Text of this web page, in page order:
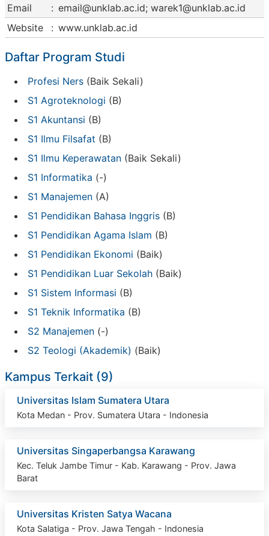
Email
: email@unklab.ac.id; warek1@unklab.ac.id
Website
: www.unklab.ac.id
Daftar Program Studi
Profesi Ners (Baik Sekali)
S1 Agroteknologi (B)
S1 Akuntansi (B)
S1 Ilmu Filsafat (B)
S1 Ilmu Keperawatan (Baik Sekali)
S1 Informatika (-)
S1 Manajemen (A)
S1 Pendidikan Bahasa Inggris (B)
S1 Pendidikan Agama Islam (B)
S1 Pendidikan Ekonomi (Baik)
S1 Pendidikan Luar Sekolah (Baik)
S1 Sistem Informasi (B)
S1 Teknik Informatika (B)
S2 Manajemen (-)
S2 Teologi (Akademik) (Baik)
Kampus Terkait (9)
Universitas Islam Sumatera Utara
Kota Medan - Prov. Sumatera Utara - Indonesia
Universitas Singaperbangsa Karawang
Kec. Teluk Jambe Timur - Kab. Karawang - Prov. Jawa
Barat
Universitas Kristen Satya Wacana
Kota Salatiga - Prov. Jawa Tengah - Indonesia